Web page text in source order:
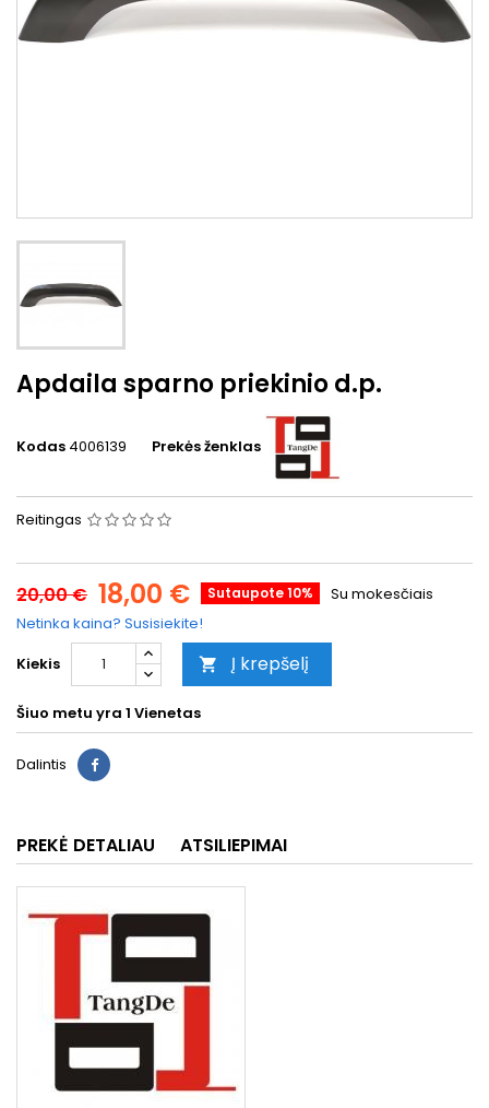
Apdaila sparno priekinio d.p.
Kodas 4006139 Prekės ženklas
Reitingas
20,00 € 18,00 € Sutaupote 10%
Su mokesčiais
Netinka kaina? Susisiekite!
Kiekis
 Į krepšelį
Šiuo metu yra 1 Vienetas
Dalintis
PREKĖ DETALIAU ATSILIEPIMAI